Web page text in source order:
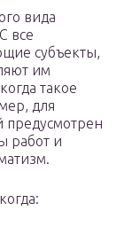
вида
все
субъекты,
им
такое
для
работ и